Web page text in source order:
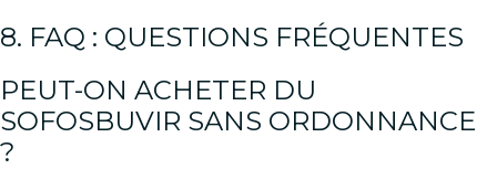
8. FAQ : QUESTIONS FRÉQUENTES
PEUT-ON ACHETER DU
SOFOSBUVIR SANS ORDONNANCE
?